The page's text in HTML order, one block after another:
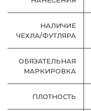
НАЛИЧИЕ
ЧЕХЛА/ФУТЛЯРА
ОБЯЗАТЕЛЬНАЯ
МАРКИРОВКА
ПЛОТНОСТЬ